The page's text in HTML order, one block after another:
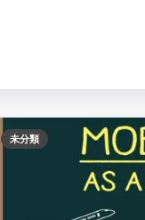
未分類